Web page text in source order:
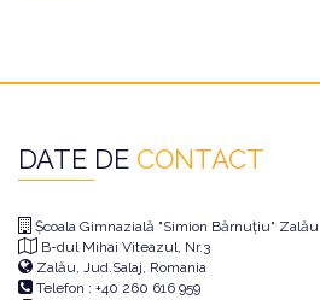
DATE DE CONTACT
Școala Gimnazială "Simion Bărnuțiu" Zalău
B-dul Mihai Viteazul, Nr.3
Zalău, Jud.Salaj, Romania
Telefon : +40 260 616 959